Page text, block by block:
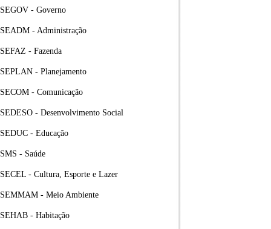
SEGOV - Governo
SEADM - Administração
SEFAZ - Fazenda
SEPLAN - Planejamento
SECOM - Comunicação
SEDESO - Desenvolvimento Social
SEDUC - Educação
SMS - Saúde
SECEL - Cultura, Esporte e Lazer
SEMMAM - Meio Ambiente
SEHAB - Habitação